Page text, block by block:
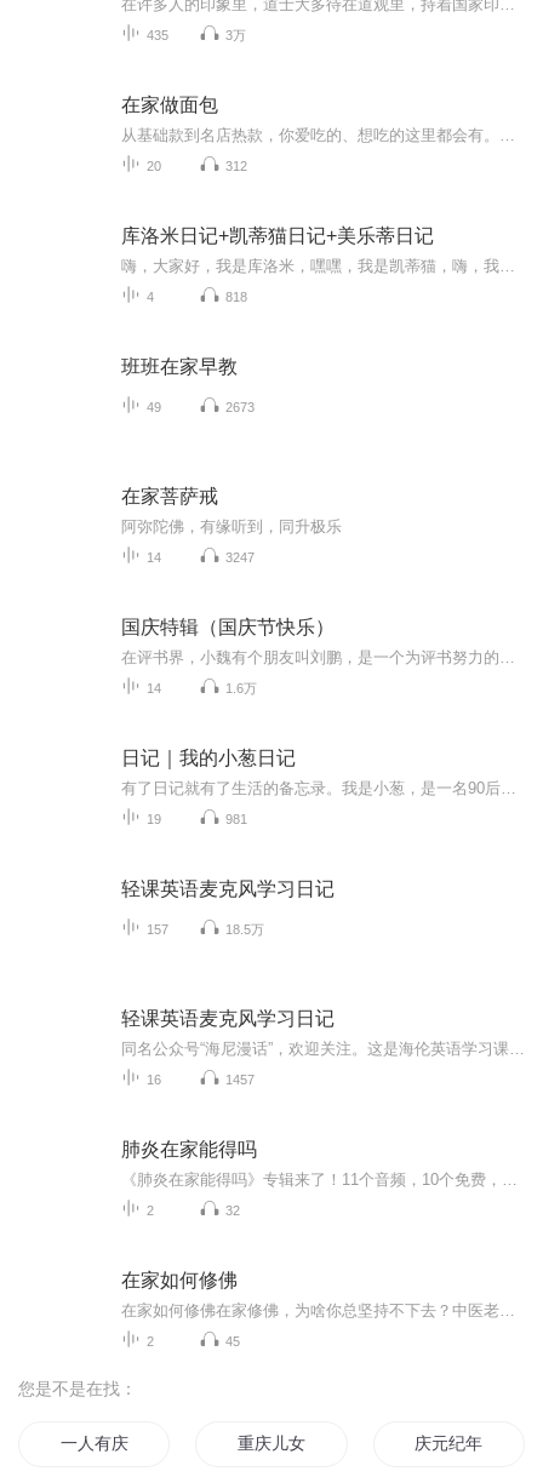
435 3万
在家做面包
20 312
库洛米日记+凯蒂猫日记+美乐蒂日记
4 818
班班在家早教
49 2673
在家菩萨戒
阿弥陀佛，有缘听到，同升极乐
14 3247
国庆特辑（国庆节快乐）
14 1.6万
日记｜我的小葱日记
19 981
轻课英语麦克风学习日记
157 18.5万
轻课英语麦克风学习日记
16 1457
肺炎在家能得吗
2 32
在家如何修佛
2 45
您是不是在找：
一人有庆 重庆儿女 庆元纪年